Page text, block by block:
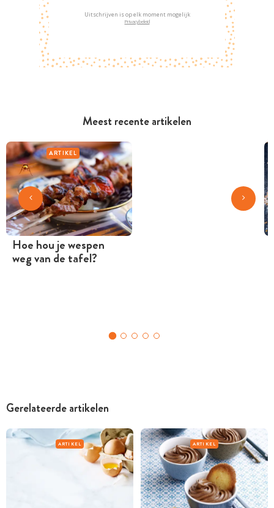
Meest recente artikelen
ARTIKEL
Hoe hou je wespen
weg van de tafel?
Uitschrijven is op elk moment mogelijk
Privacybeleid
Gerelateerde artikelen
ARTIKEL ARTIKEL